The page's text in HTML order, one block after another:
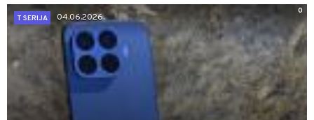
0
T SERIJA
04.06.2026.